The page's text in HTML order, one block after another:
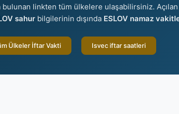
linkten tüm ülkelere ulaşabilirsiniz. Açılan
sahurbilgilerinin dışında ESLOV namaz
Ülkeler İftar Vakti Isvec iftar saatleri